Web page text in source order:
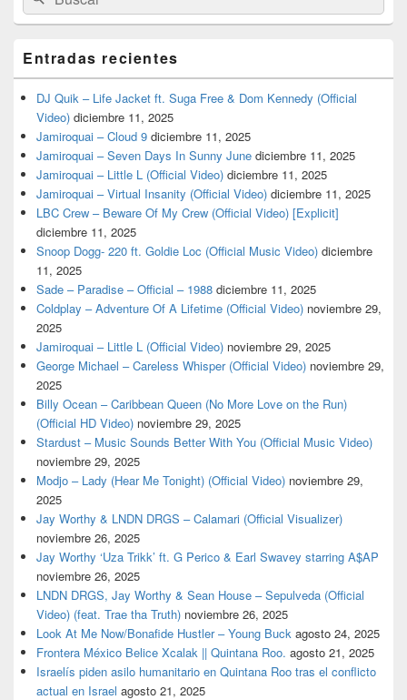
por:
Entradas recientes
DJ Quik – Life Jacket ft. Suga Free & Dom Kennedy (Official
Video) diciembre 11, 2025
Jamiroquai – Cloud 9 diciembre 11, 2025
Jamiroquai – Seven Days In Sunny June diciembre 11, 2025
Jamiroquai – Little L (Official Video) diciembre 11, 2025
Jamiroquai – Virtual Insanity (Official Video) diciembre 11, 2025
LBC Crew – Beware Of My Crew (Official Video) [Explicit]
diciembre 11, 2025
Snoop Dogg- 220 ft. Goldie Loc (Official Music Video) diciembre
11, 2025
Sade – Paradise – Official – 1988 diciembre 11, 2025
Coldplay – Adventure Of A Lifetime (Official Video) noviembre 29,
2025
Jamiroquai – Little L (Official Video) noviembre 29, 2025
George Michael – Careless Whisper (Official Video) noviembre 29,
2025
Billy Ocean – Caribbean Queen (No More Love on the Run)
(Official HD Video) noviembre 29, 2025
Stardust – Music Sounds Better With You (Official Music Video)
noviembre 29, 2025
Modjo – Lady (Hear Me Tonight) (Official Video) noviembre 29,
2025
Jay Worthy & LNDN DRGS – Calamari (Official Visualizer)
noviembre 26, 2025
Jay Worthy ‘Uza Trikk’ ft. G Perico & Earl Swavey starring A$AP
noviembre 26, 2025
LNDN DRGS, Jay Worthy & Sean House – Sepulveda (Official
Video) (feat. Trae tha Truth) noviembre 26, 2025
Look At Me Now/Bonafide Hustler – Young Buck agosto 24, 2025
Frontera México Belice Xcalak || Quintana Roo. agosto 21, 2025
Israelís piden asilo humanitario en Quintana Roo tras el conflicto
actual en Israel agosto 21, 2025